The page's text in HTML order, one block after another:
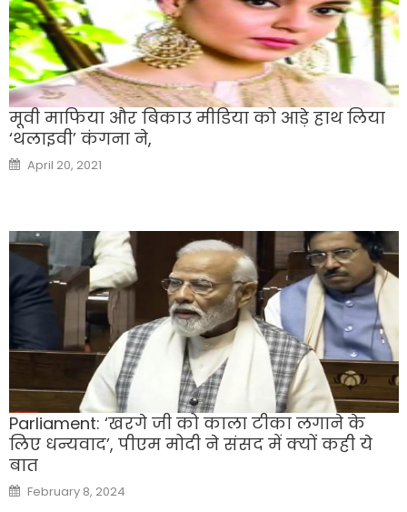
मूवी माफिया और बिकाउ मीडिया को आड़े हाथ लिया
‘थलाइवी’ कंगना ने,
Posted
on
April 20, 2021
Parliament: ‘खरगे जी को काला टीका लगाने के
लिए धन्यवाद’, पीएम मोदी ने संसद में क्यों कही ये
बात
Posted
on
February 8, 2024